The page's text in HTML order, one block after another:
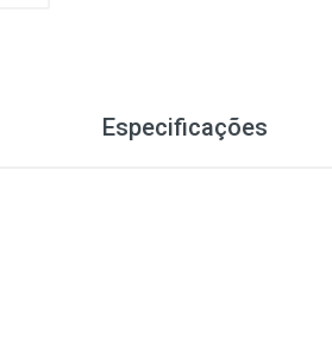
Especificações